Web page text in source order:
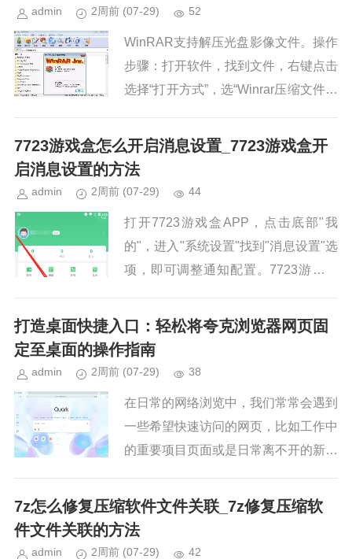
admin 2周前 (07-29) 52
WinRAR支持解压光盘影像文件。操作
步骤：打开软件，找到文件，右键点击
选择“打开方式”，选“Winrar压缩文件管
压。第一步打开软件，进入主界面第二
步在电脑中找到需要...
7723游戏盒怎么开启消息设置_7723游戏盒开
启消息设置的方法
admin 2周前 (07-29) 44
打开7723游戏盒APP，点击底部"我
的"，进入"系统设置"找到"消息设置"选
项，即可调整通知配置。7723游戏盒
打造桌面快捷入口：轻松将夸克浏览器网页固
定至桌面的操作指南
admin 2周前 (07-29) 38
在日常的网络浏览中，我们常常会遇到
一些希望快速访问的网页，比如工作中
的重要项目页面或是日常离不开的新闻
便捷，夸克浏览器提供了一个实用功
能，允许用户直接将网页添加为桌面...
7z怎么修复压缩软件文件关联_7z修复压缩软
件文件关联的方法
admin 2周前 (07-29) 42